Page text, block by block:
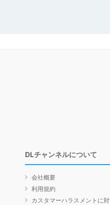
DLチャンネルについて
会社概要
利用規約
カスタマーハラスメントに